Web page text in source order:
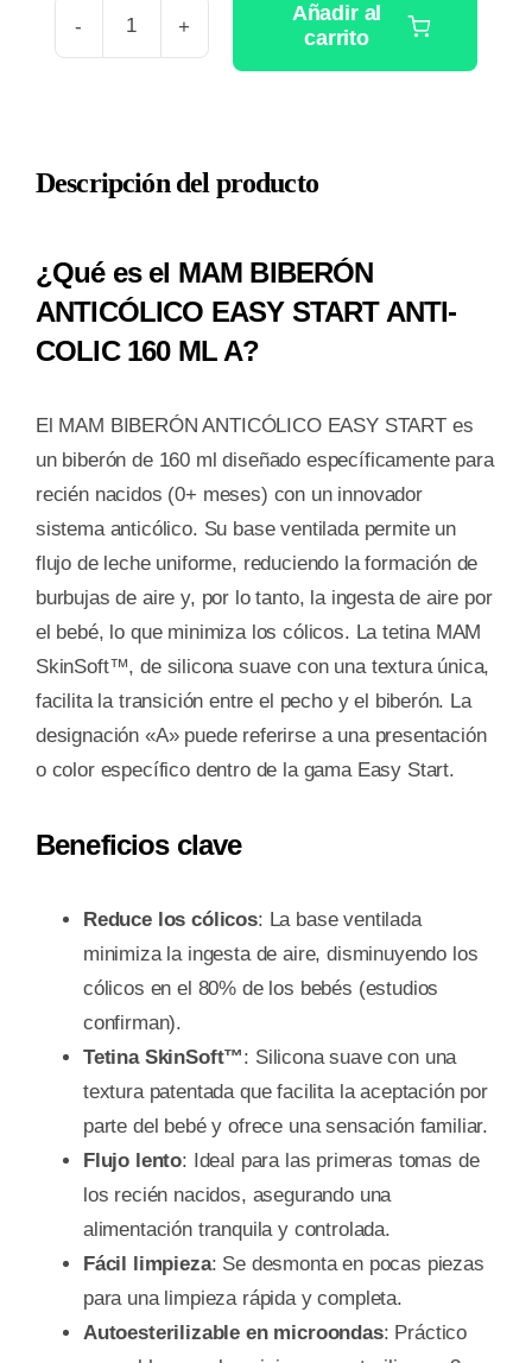
ANTICOLICO
ANTI-
UNIDAD
COLECCION
2-
160
ML
cantidad
Añadir al
carrito
Descripción del producto
¿Qué es el MAM BIBERÓN
ANTICÓLICO EASY START ANTI-
COLIC 160 ML A?
El MAM BIBERÓN ANTICÓLICO EASY START es
un biberón de 160 ml diseñado específicamente para
recién nacidos (0+ meses) con un innovador
sistema anticólico. Su base ventilada permite un
flujo de leche uniforme, reduciendo la formación de
burbujas de aire y, por lo tanto, la ingesta de aire por
el bebé, lo que minimiza los cólicos. La tetina MAM
SkinSoft™, de silicona suave con una textura única,
facilita la transición entre el pecho y el biberón. La
designación «A» puede referirse a una presentación
o color específico dentro de la gama Easy Start.
Beneficios clave
Reduce los cólicos: La base ventilada
minimiza la ingesta de aire, disminuyendo los
cólicos en el 80% de los bebés (estudios
confirman).
Tetina SkinSoft™: Silicona suave con una
textura patentada que facilita la aceptación por
parte del bebé y ofrece una sensación familiar.
Flujo lento: Ideal para las primeras tomas de
los recién nacidos, asegurando una
alimentación tranquila y controlada.
Fácil limpieza: Se desmonta en pocas piezas
para una limpieza rápida y completa.
Autoesterilizable en microondas: Práctico